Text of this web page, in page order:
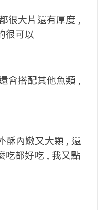
很大片還有厚度 ,
很可以
會搭配其他魚類 ,
酥內嫩又大顆 , 還
吃都好吃 , 我又點